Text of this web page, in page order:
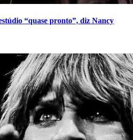
“quase pronto”, diz Nancy